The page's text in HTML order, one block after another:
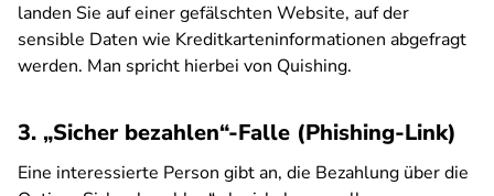
landen Sie auf einer gefälschten Website, auf der
sensible Daten wie Kreditkarteninformationen abgefragt
werden. Man spricht hierbei von Quishing.
3. „Sicher bezahlen“-Falle (Phishing-Link)
Eine interessierte Person gibt an, die Bezahlung über die